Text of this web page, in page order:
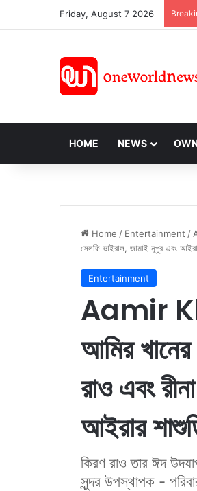
Friday, August 7 2026
HOME NEWS OWN
Home / Entertainment /
সেলফি ভাইরাল, জামাই নূপুর এবং
Entertainment
Aamir
আমির
রাও এবং
আইরার
কিরণ রাও তার ঈদ
সুন্দর উপস্থাপক -